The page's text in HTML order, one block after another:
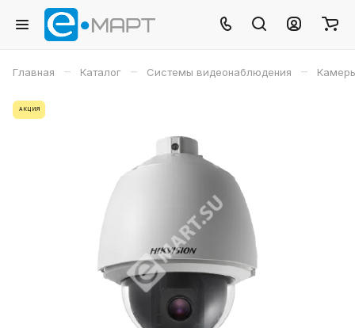
Главная – Каталог – Системы видеонаблюдения –
АКЦИЯ